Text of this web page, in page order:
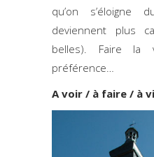
qu’on s’éloigne
deviennent plus
belles). Faire la
préférence…
A voir / à faire / à